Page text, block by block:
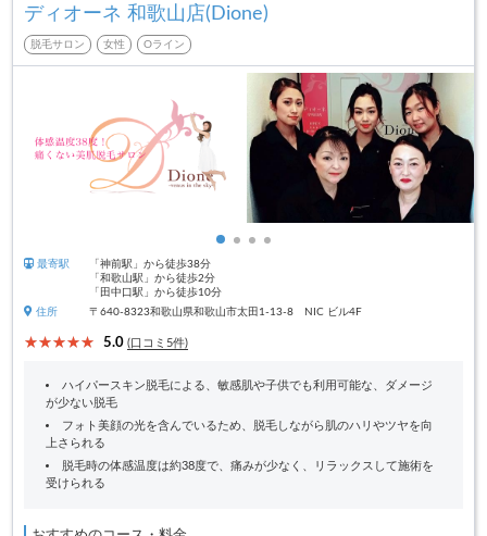
ディオーネ 和歌山店(Dione)
脱毛サロン 女性 Oライン
最寄駅
「神前駅」から徒歩38分
「和歌山駅」から徒歩2分
「田中口駅」から徒歩10分
住所
〒640-8323和歌山県和歌山市太田1-13-8 NIC ビル4F
5.0 (口コミ5件)
ハイパースキン脱毛による、敏感肌や子供でも利用可能な、ダメージ
が少ない脱毛
フォト美顔の光を含んでいるため、脱毛しながら肌のハリやツヤを向
上さられる
脱毛時の体感温度は約38度で、痛みが少なく、リラックスして施術を
受けられる